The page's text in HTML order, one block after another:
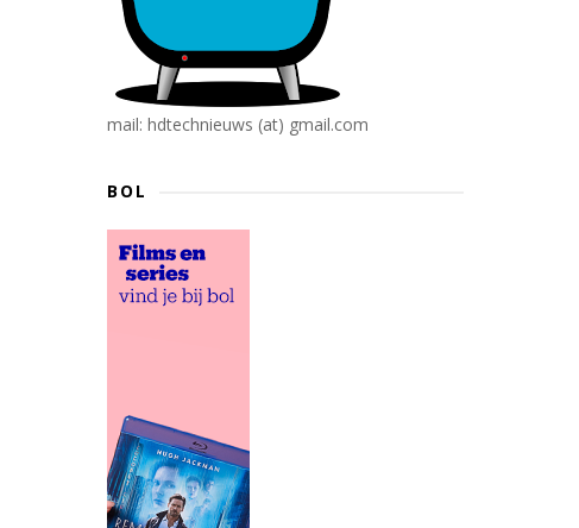
mail: hdtechnieuws (at) gmail.com
BOL